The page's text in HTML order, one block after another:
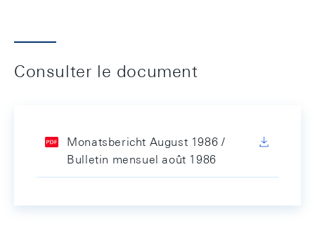
Consulter le document
Monatsbericht August 1986 /
Bulletin mensuel août 1986